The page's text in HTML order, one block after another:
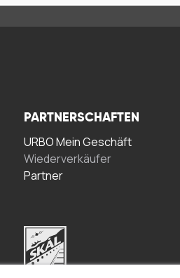
PARTNERSCHAFTEN
URBO Mein Geschäft
Wiederverkäufer
Partner